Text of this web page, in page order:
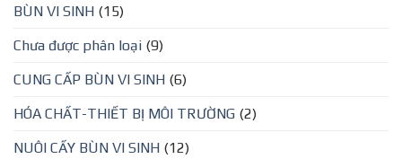
BÙN VI SINH (15)
Chưa được phân loại (9)
CUNG CẤP BÙN VI SINH (6)
HÓA CHẤT-THIẾT BỊ MÔI TRƯỜNG (2)
NUÔI CẤY BÙN VI SINH (12)